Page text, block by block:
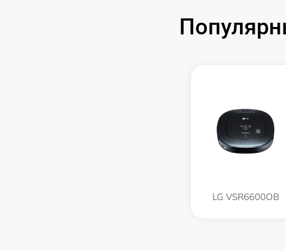
LG VSR6600OB